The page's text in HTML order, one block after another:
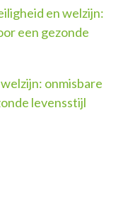
en welzijn:
een gezonde
onmisbare
levensstijl